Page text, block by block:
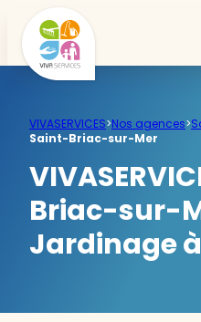
VIVASERVICES>Nos agences>
Saint-Briac-sur-Mer
Briac-sur-
Jardinage